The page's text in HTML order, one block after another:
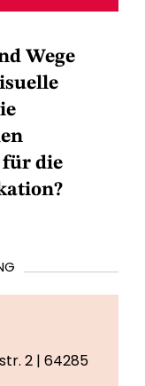
Wege
für die
2 | 64285